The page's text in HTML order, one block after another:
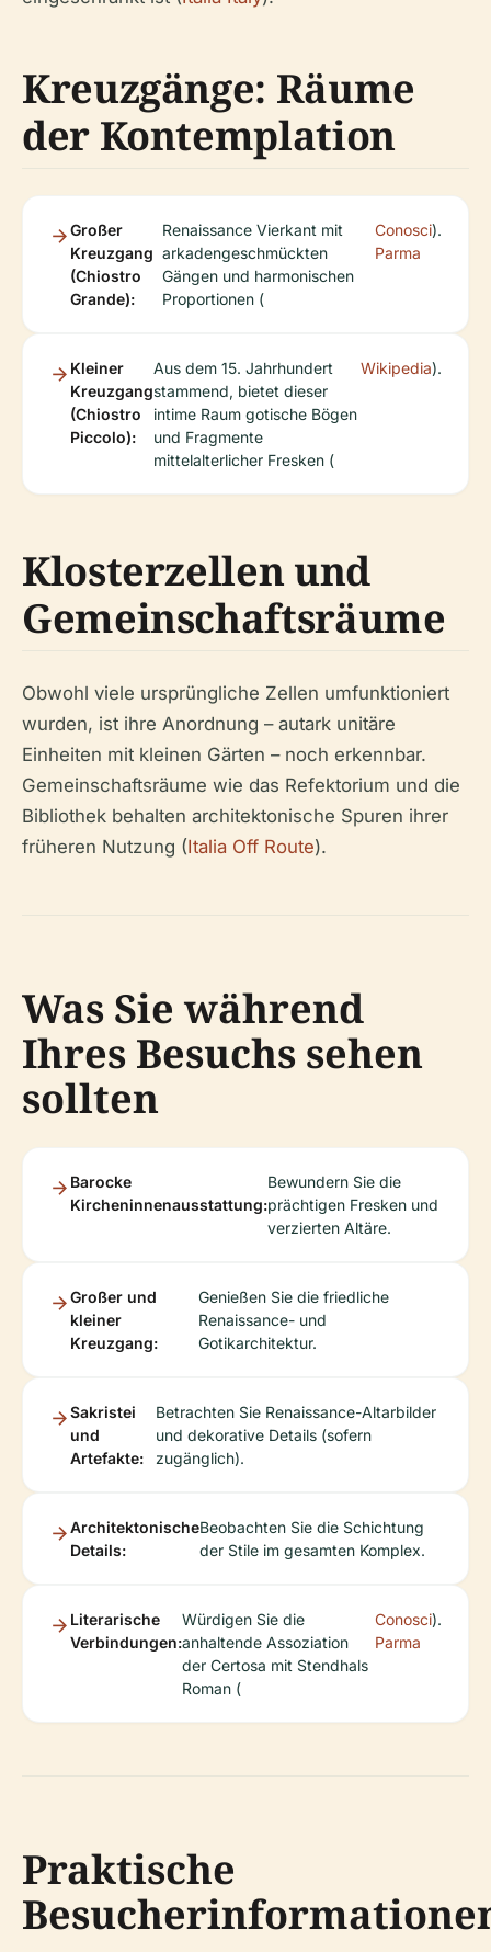
Kreuzgänge: Räume
der Kontemplation
Großer
Kreuzgang
(Chiostro
Grande):
Renaissance Vierkant mit
arkadengeschmückten
Gängen und harmonischen
Proportionen (
Conosci
Parma
).
Kleiner
Kreuzgang
(Chiostro
Piccolo):
Aus dem 15. Jahrhundert
stammend, bietet dieser
intime Raum gotische Bögen
und Fragmente
mittelalterlicher Fresken (
Wikipedia).
Klosterzellen und
Gemeinschaftsräume
Obwohl viele ursprüngliche Zellen umfunktioniert
wurden, ist ihre Anordnung – autark unitäre
Einheiten mit kleinen Gärten – noch erkennbar.
Gemeinschaftsräume wie das Refektorium und die
Bibliothek behalten architektonische Spuren ihrer
früheren Nutzung (Italia Off Route).
Was Sie während
Ihres Besuchs sehen
sollten
Barocke
Kircheninnenausstattung:
Bewundern Sie die
prächtigen Fresken und
verzierten Altäre.
Großer und
kleiner
Kreuzgang:
Genießen Sie die friedliche
Renaissance- und
Gotikarchitektur.
Sakristei
und
Artefakte:
Betrachten Sie Renaissance-Altarbilder
und dekorative Details (sofern
zugänglich).
Architektonische
Details:
Beobachten Sie die Schichtung
der Stile im gesamten Komplex.
Literarische
Verbindungen:
Würdigen Sie die
anhaltende Assoziation
der Certosa mit Stendhals
Roman (
Conosci
Parma
).
Praktische